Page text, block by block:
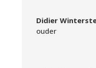
Didier
ouder